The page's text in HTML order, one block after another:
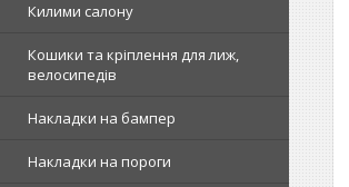
Килими салону
Кошики та кріплення для лиж,
велосипедів
Накладки на бампер
Накладки на пороги